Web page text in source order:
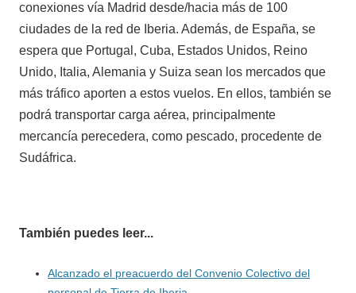
conexiones vía Madrid desde/hacia más de 100
ciudades de la red de Iberia. Además, de España, se
espera que Portugal, Cuba, Estados Unidos, Reino
Unido, Italia, Alemania y Suiza sean los mercados que
más tráfico aporten a estos vuelos. En ellos, también se
podrá transportar carga aérea, principalmente
mercancía perecedera, como pescado, procedente de
Sudáfrica.
También puedes leer...
Alcanzado el preacuerdo del Convenio Colectivo del